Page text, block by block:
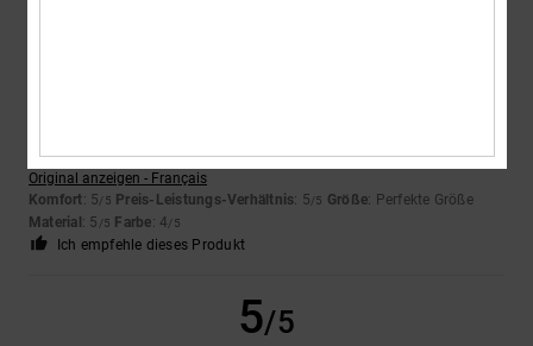
Original anzeigen - Français
Komfort: 5/5 Preis-Leistungs-Verhältnis: 5/5 Größe: Perfekte Größe
Material: 5 /5 Farbe: 4/5
Ich empfehle dieses Produkt
5/5